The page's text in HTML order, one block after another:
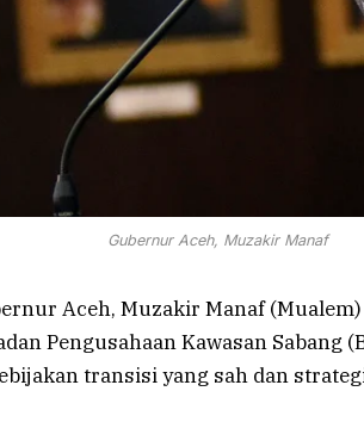
Gubernur Aceh, Muzakir Manaf
Aceh, Muzakir Manaf
Pengusahaan Kawasan Sabang
transisi yang sah dan